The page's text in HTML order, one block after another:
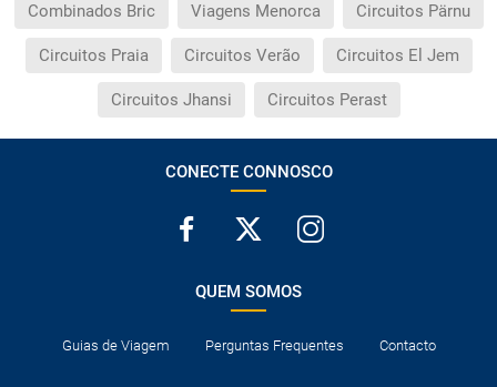
Combinados Bric Viagens Menorca Circuitos Pärnu
Circuitos Praia Circuitos Verão Circuitos El Jem
Circuitos Jhansi Circuitos Perast
CONECTE CONNOSCO
QUEM SOMOS
Guias de Viagem Perguntas Frequentes Contacto